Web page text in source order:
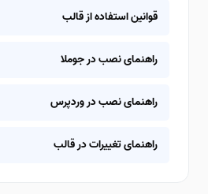
قوانین استفاده از قالب
راهنمای نصب در جوملا
راهنمای نصب در وردپرس
راهنمای تغییرات در قالب